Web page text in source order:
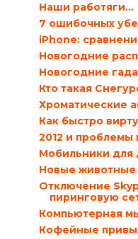
Наши работяги…
7 ошибочных
iPhone:
Новогодние
Новогодние
Кто такая
Хроматические
Как быстро
2012 и проблемы
Мобильники для
Новые животные
Отключение
пиринговую
Компьютерная
Кофейные